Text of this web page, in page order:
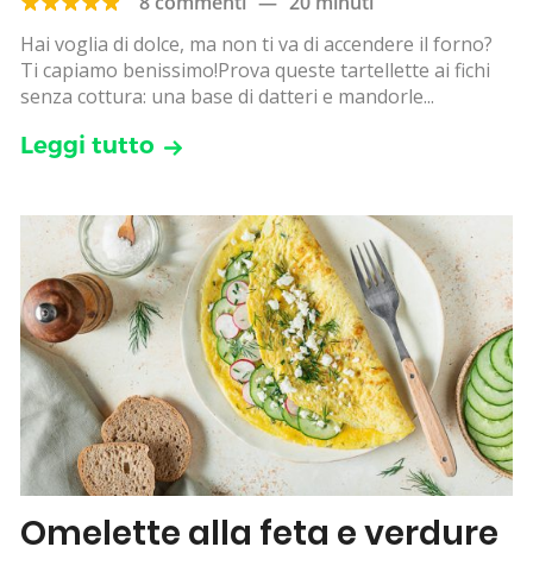
Hai voglia di dolce, ma non ti va di accendere il forno?
Ti capiamo benissimo!Prova queste tartellette ai fichi
senza cottura: una base di datteri e mandorle...
Leggi tutto
Omelette alla feta e verdure